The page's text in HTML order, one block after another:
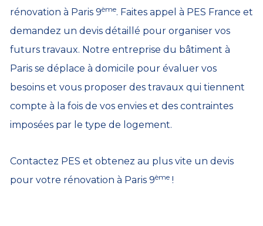
rénovation à Paris 9ème. Faites appel à PES France et
demandez un devis détaillé pour organiser vos
futurs travaux. Notre entreprise du bâtiment à
Paris se déplace à domicile pour évaluer vos
besoins et vous proposer des travaux qui tiennent
compte à la fois de vos envies et des contraintes
imposées par le type de logement.
Contactez PES et obtenez au plus vite un devis
pour votre rénovation à Paris 9ème !